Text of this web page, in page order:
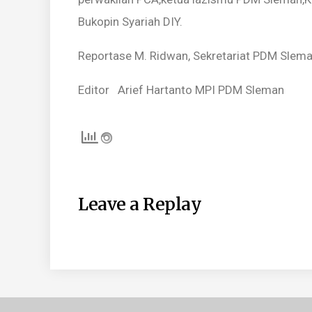
Bukopin Syariah DIY.
Reportase M. Ridwan, Sekretariat PDM
Editor Arief Hartanto MPI PDM Sleman
Leave a Replay